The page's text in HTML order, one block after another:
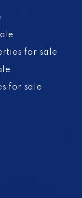
for sale
for sale